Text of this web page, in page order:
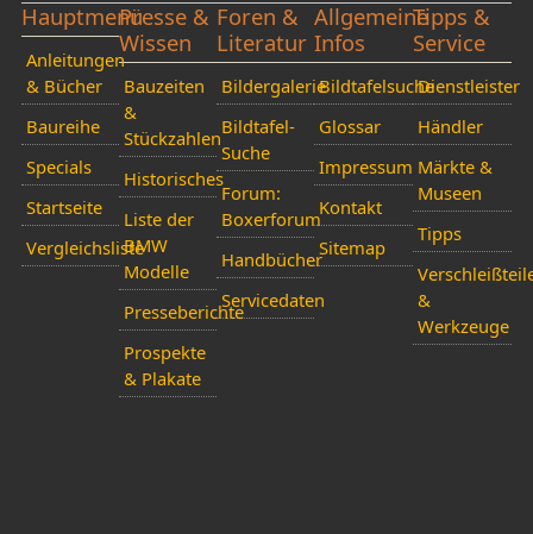
Hauptmenü
Anleitungen
& Bücher
Baureihe
Specials
Startseite
Vergleichsliste
Presse &
Wissen
Bauzeiten
&
Stückzahlen
Historisches
Liste der
BMW
Modelle
Presseberichte
Prospekte
& Plakate
Foren &
Literatur
Bildergalerie
Bildtafel-
Suche
Forum:
Boxerforum
Handbücher
Servicedaten
Allgemeine
Infos
Bildtafelsuche
Glossar
Impressum
Kontakt
Sitemap
Tipps &
Service
Dienstleister
Händler
Märkte &
Museen
Tipps
&
Werkzeuge